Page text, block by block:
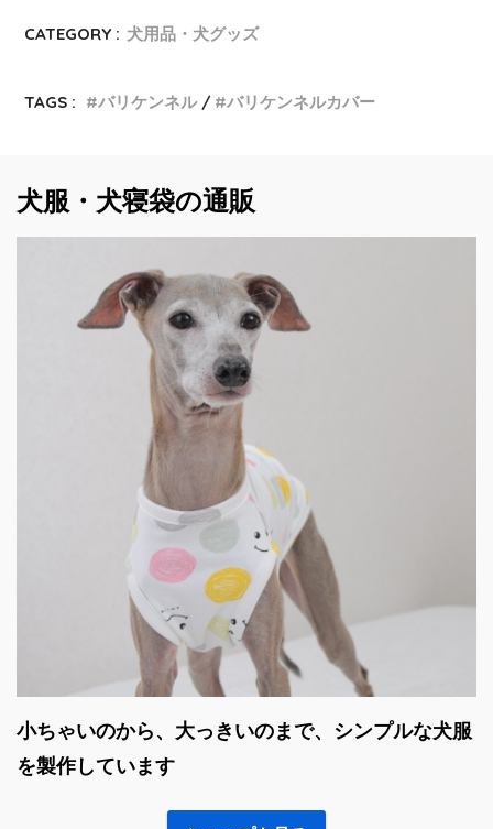
CATEGORY : 犬用品・犬グッズ
TAGS : バリケンネル バリケンネルカバー
犬服・犬寝袋の通販
小ちゃいのから、大っきいのまで、シンプルな犬服
を製作しています